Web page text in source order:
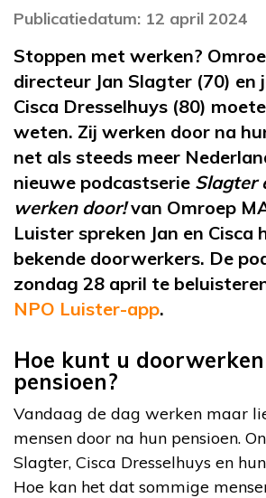
Publicatiedatum: 12 april 2024
Stoppen met werken?
directeur Jan Slagter (70) en
Cisca Dresselhuys (80)
weten. Zij werken door na
net als steeds meer
nieuwe podcastserie Slagter
werken door!van Omroep
Luister spreken Jan en Cisca
bekende doorwerkers. De
zondag 28 april te
NPO Luister-app.
Hoe kunt u
pensioen?
Vandaag de dag werken maar
mensen door na hun pensioen.
Slagter, Cisca Dresselhuys en
Hoe kan het dat sommige